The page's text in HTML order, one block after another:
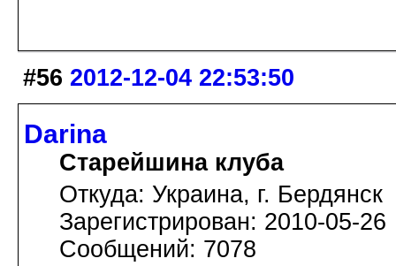
#56 2012-12-04 22:53:50
Darina
Старейшина клуба
Откуда: Украина, г. Бердянск
Зарегистрирован: 2010-05-26
Сообщений: 7078